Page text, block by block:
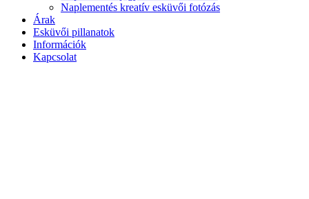
Naplementés kreatív esküvői fotózás
Árak
Esküvői pillanatok
Információk
Kapcsolat